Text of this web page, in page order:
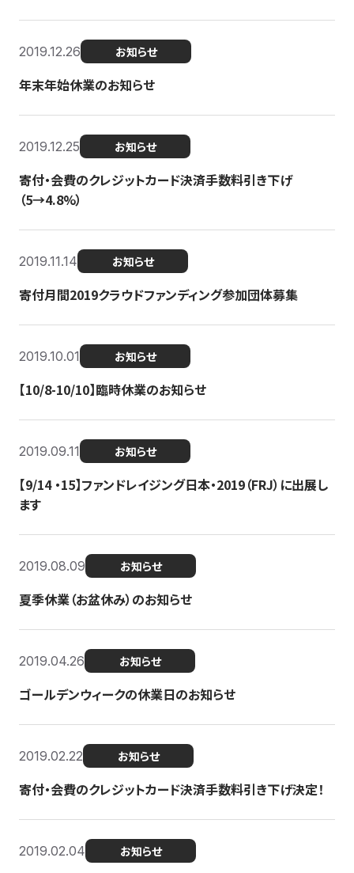
2019.12.26 お知らせ
年末年始休業のお知らせ
2019.12.25 お知らせ
寄付・会費のクレジットカード決済手数料引き下げ
（5→4.8%）
2019.11.14 お知らせ
寄付月間2019クラウドファンディング参加団体募集
2019.10.01 お知らせ
【10/8-10/10】臨時休業のお知らせ
2019.09.11 お知らせ
【9/14 ・15】ファンドレイジング日本・2019（FRJ）に出展し
ます
2019.08.09 お知らせ
夏季休業（お盆休み）のお知らせ
2019.04.26 お知らせ
ゴールデンウィークの休業日のお知らせ
2019.02.22 お知らせ
寄付・会費のクレジットカード決済手数料引き下げ決定！
2019.02.04 お知らせ